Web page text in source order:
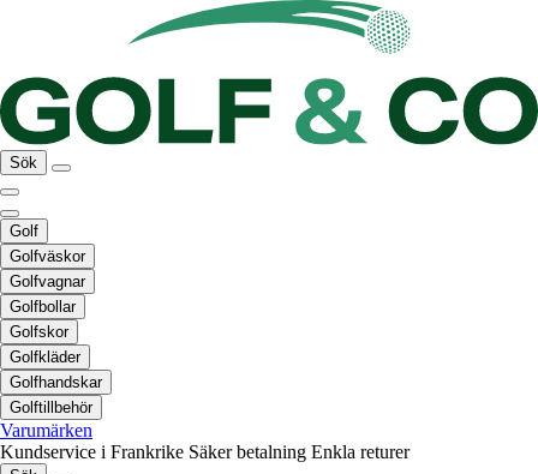
Sök
Golf
Golfväskor
Golfvagnar
Golfbollar
Golfskor
Golfkläder
Golfhandskar
Golftillbehör
Varumärken
Kundservice i Frankrike Säker betalning Enkla returer